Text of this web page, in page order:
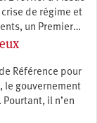
de régime et
un Premier…
Référence pour
le gouvernement
il n’en